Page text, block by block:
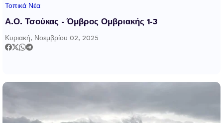
Τοπικά Νέα
Α.Ο. Τσούκας - Όμβρος Ομβριακής 1-3
Κυριακή, Νοεμβρίου 02, 2025